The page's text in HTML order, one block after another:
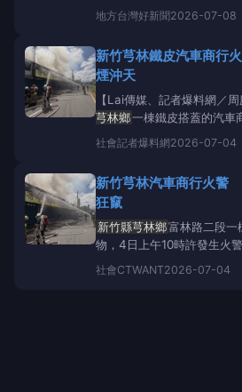
長期面臨無自來水接管的窘
奔走下，民生用水問題可望
案，將埋設管線、新增加壓
方案，可一併納入工
地方台灣好新聞 2026-07-08
新竹芎林鐵皮汽車商行
煙沖天
【Lai傳媒、記者爆料網／周
芎林鄉一棟鐵皮搭蓋的汽車
警，新竹縣消防局獲報後立
38分撲滅火勢，無人員傷亡
隊員到場灌救。翻攝畫面 新
社會記者爆料網2026-07-04
新竹芎林汽車商行火警
狂竄
新竹縣芎林鄉富林路二段一
物，4日上午10時許發生火
政府消防局獲報後立即派員
室灌救，並於10時38分將火
社會CTWANT2026-07-04